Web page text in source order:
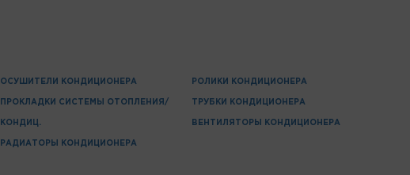
ОСУШИТЕЛИ КОНДИЦИОНЕРА
ПРОКЛАДКИ СИСТЕМЫ ОТОПЛЕНИЯ/
КОНДИЦ.
РАДИАТОРЫ КОНДИЦИОНЕРА
РОЛИКИ КОНДИЦИОНЕРА
ТРУБКИ КОНДИЦИОНЕРА
ВЕНТИЛЯТОРЫ КОНДИЦИОНЕРА